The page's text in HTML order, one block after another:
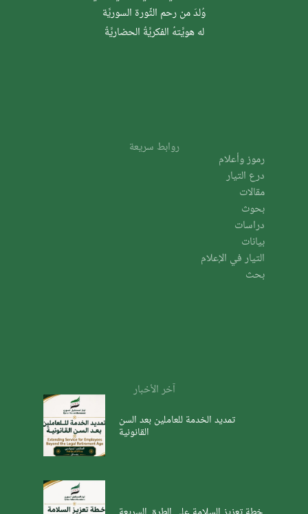
وُلدَ من رحم الثَّورة السوريَّة
له هويَّتهُ الفكريَّةُ الحضاريَّةُ
روابط سريعة
رموز وأعلام
درع التيار
مقالات
بحوث
دراسات
بيانات
التيار في الإعلام
بحث
آخر الأخبار
تمديد الخدمة للعاملين بعد السن
القانونية
خطة تعزيز السلامة على الطرق السريعة